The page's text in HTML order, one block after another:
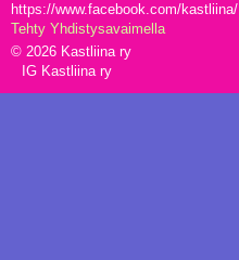
https://www.facebook.com/kastliina/
Tehty Yhdistysavaimella
© 2026 Kastliina ry
IG Kastliina ry